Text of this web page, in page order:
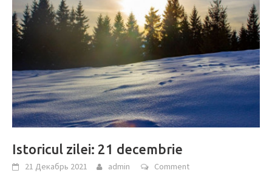
Istoricul zilei: 21 decembrie
21 Декабрь 2021 admin Comment